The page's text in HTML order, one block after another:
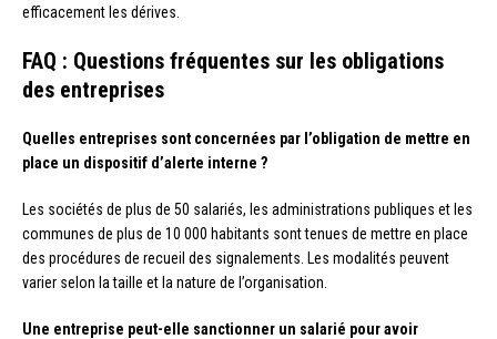
efficacement les dérives.
FAQ : Questions fréquentes sur les obligations
des entreprises
Quelles entreprises sont concernées par l’obligation de mettre en
place un dispositif d’alerte interne ?
Les sociétés de plus de 50 salariés, les administrations publiques et les
communes de plus de 10 000 habitants sont tenues de mettre en place
des procédures de recueil des signalements. Les modalités peuvent
varier selon la taille et la nature de l’organisation.
Une entreprise peut-elle sanctionner un salarié pour avoir